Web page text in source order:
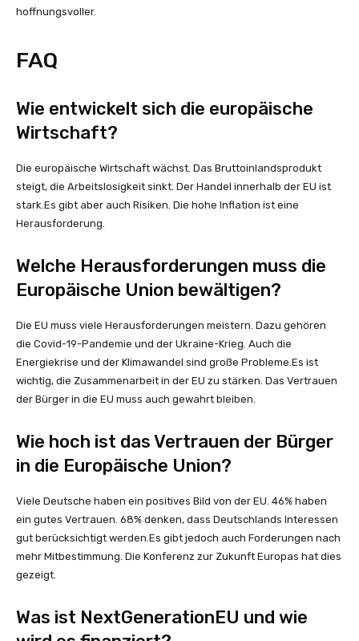
hoffnungsvoller.
FAQ
Wie entwickelt sich die europäische
Wirtschaft?
Die europäische Wirtschaft wächst. Das Bruttoinlandsprodukt
steigt, die Arbeitslosigkeit sinkt. Der Handel innerhalb der EU ist
stark.Es gibt aber auch Risiken. Die hohe Inflation ist eine
Herausforderung.
Welche Herausforderungen muss die
Europäische Union bewältigen?
Die EU muss viele Herausforderungen meistern. Dazu gehören
die Covid-19-Pandemie und der Ukraine-Krieg. Auch die
Energiekrise und der Klimawandel sind große Probleme.Es ist
wichtig, die Zusammenarbeit in der EU zu stärken. Das Vertrauen
der Bürger in die EU muss auch gewahrt bleiben.
Wie hoch ist das Vertrauen der Bürger
in die Europäische Union?
Viele Deutsche haben ein positives Bild von der EU. 46% haben
ein gutes Vertrauen. 68% denken, dass Deutschlands Interessen
gut berücksichtigt werden.Es gibt jedoch auch Forderungen nach
mehr Mitbestimmung. Die Konferenz zur Zukunft Europas hat dies
gezeigt.
Was ist NextGenerationEU und wie